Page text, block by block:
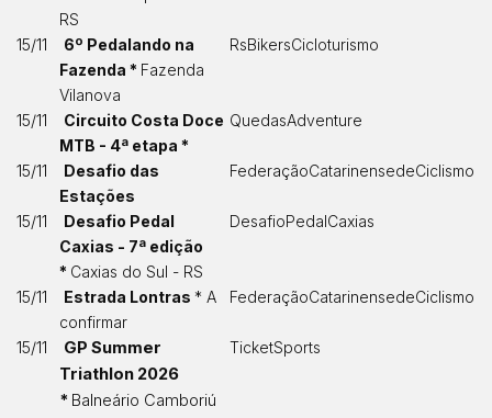
RS
15/11
6º Pedalando na
Fazenda * Fazenda
Vilanova
RsBikersCicloturismo
15/11
Circuito Costa Doce
MTB - 4ª etapa *
QuedasAdventure
15/11
Desafio das
Estações
FederaçãoCatarinensedeCiclismo
15/11
Desafio Pedal
Caxias - 7ª edição
* Caxias do Sul - RS
DesafioPedalCaxias
15/11 Estrada Lontras * A
confirmar
FederaçãoCatarinensedeCiclismo
15/11
GP Summer
Triathlon 2026
* Balneário Camboriú
TicketSports